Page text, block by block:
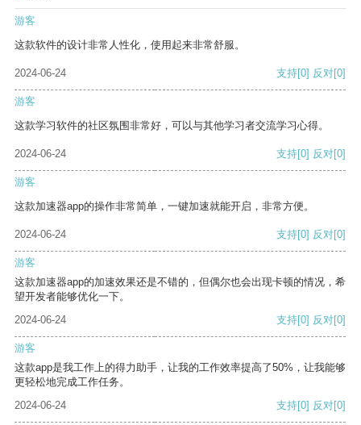
游客
这款软件的设计非常人性化，使用起来非常舒服。
2024-06-24 支持[0] 反对[0]
游客
这款学习软件的社区氛围非常好，可以与其他学习者交流学习心得。
2024-06-24 支持[0] 反对[0]
游客
这款加速器app的操作非常简单，一键加速就能开启，非常方便。
2024-06-24 支持[0] 反对[0]
游客
这款加速器app的加速效果还是不错的，但偶尔也会出现卡顿的情况，希
望开发者能够优化一下。
2024-06-24
支持[0] 反对[0]
游客
这款app是我工作上的得力助手，让我的工作效率提高了50%，让我能够
更轻松地完成工作任务。
2024-06-24
支持[0] 反对[0]